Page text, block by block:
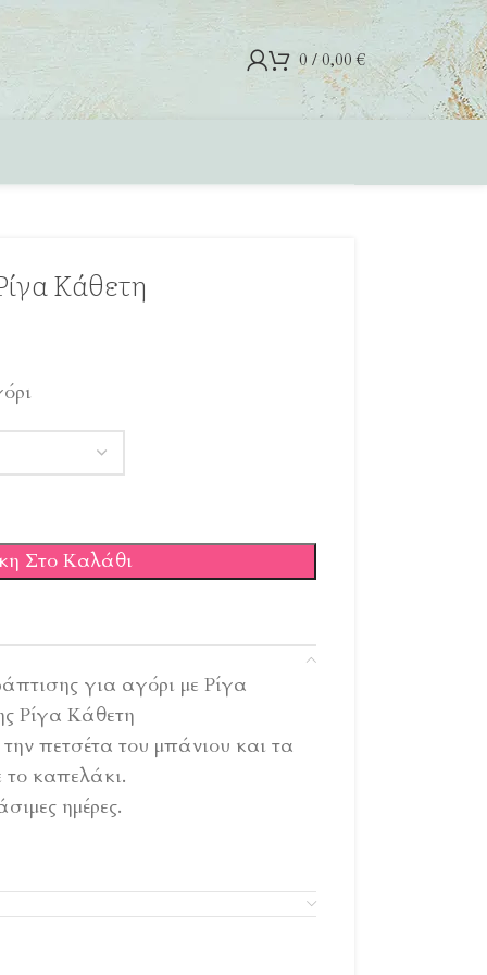
0 / 0,00€
Κάθετη
Στο Καλάθι
για αγόρι με Ρίγα
Ρίγα Κάθετη
πετσέτα του μπάνιου και τα
το καπελάκι.
ημέρες.